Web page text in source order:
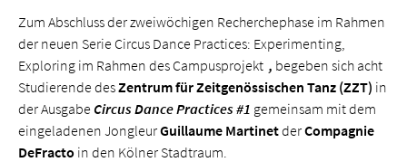
Zum Abschluss der zweiwöchigen Recherchephase im Rahmen
der neuen Serie Circus Dance Practices: Experimenting,
Exploring im Rahmen des Campusprojekt , begeben sich acht
Studierende desZentrum für Zeitgenössischen Tanz (ZZT) in
der Ausgabe Circus Dance Practices #1 gemeinsam mit dem
eingeladenen JongleurGuillaume MartinetderCompagnie
DeFracto in den Kölner Stadtraum.